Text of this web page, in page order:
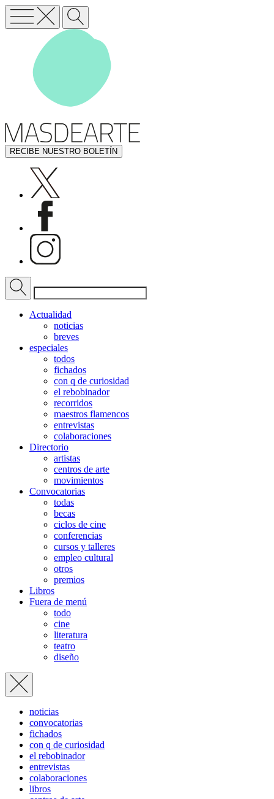
RECIBE NUESTRO BOLETÍN
Actualidad
noticias
breves
especiales
todos
fichados
con q de curiosidad
el rebobinador
recorridos
maestros flamencos
entrevistas
colaboraciones
Directorio
artistas
centros de arte
movimientos
Convocatorias
todas
becas
ciclos de cine
conferencias
cursos y talleres
empleo cultural
otros
premios
Libros
Fuera de menú
todo
cine
literatura
teatro
diseño
noticias
convocatorias
fichados
con q de curiosidad
el rebobinador
entrevistas
colaboraciones
libros